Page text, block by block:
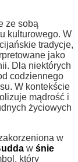
ze sobą
kulturowego. W
tradycje,
jako
Dla niektórych
codziennego
W kontekście
mądrość i
życiowych
w
w śnie
który